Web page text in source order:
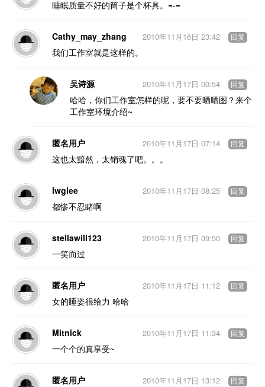
睡眠质量不好的筒子是个杯具。=-=
Cathy_may_zhang
我们工作室就是这样的。
2010年11月16日 23:42 回复
吴诗源
哈哈，你们工作室怎样的呢，要不要晒晒图？来个
工作室环境介绍~
2010年11月17日 00:54 回复
匿名用户
这也太黯然，太销魂了吧。。。
2010年11月17日 07:14 回复
lwglee
都惨不忍睹啊
2010年11月17日 08:25 回复
stellawill123
一笑而过
2010年11月17日 09:50 回复
匿名用户
女的睡姿很给力 哈哈
2010年11月17日 11:12 回复
Mitnick
一个个的真享受~
2010年11月17日 11:34 回复
匿名用户
2010年11月17日 13:12 回复